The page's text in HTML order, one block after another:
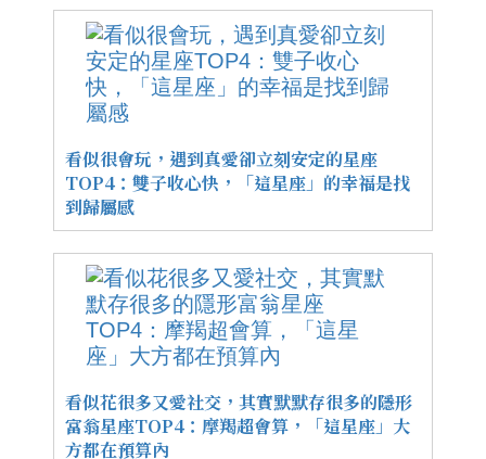
看似很會玩，遇到真愛卻立刻安定的星座
TOP4：雙子收心快，「這星座」的幸福是找
到歸屬感
看似花很多又愛社交，其實默默存很多的隱形
富翁星座TOP4：摩羯超會算，「這星座」大
方都在預算內